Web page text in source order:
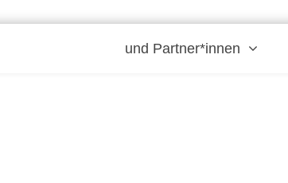
und Partner*innen